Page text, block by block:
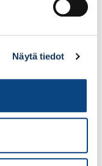
Näytä tiedot
kartio malli